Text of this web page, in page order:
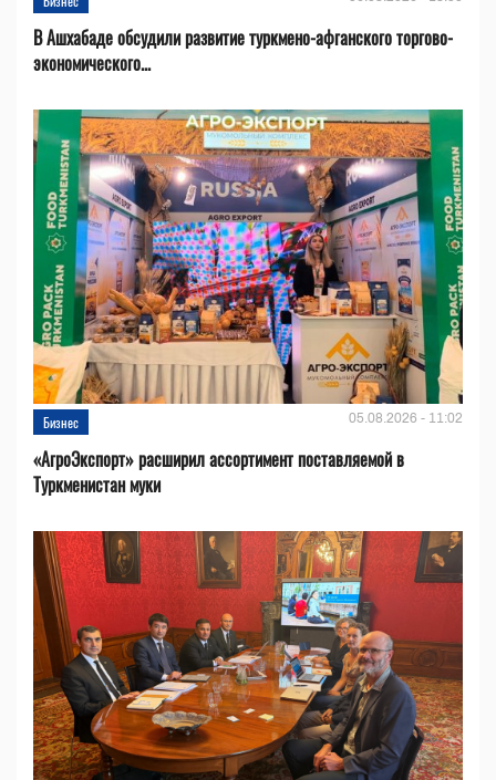
В Ашхабаде обсудили развитие туркмено-афганского торгово-
экономического...
Бизнес 05.08.2026 - 11:02
«АгроЭкспорт» расширил ассортимент поставляемой в
Туркменистан муки